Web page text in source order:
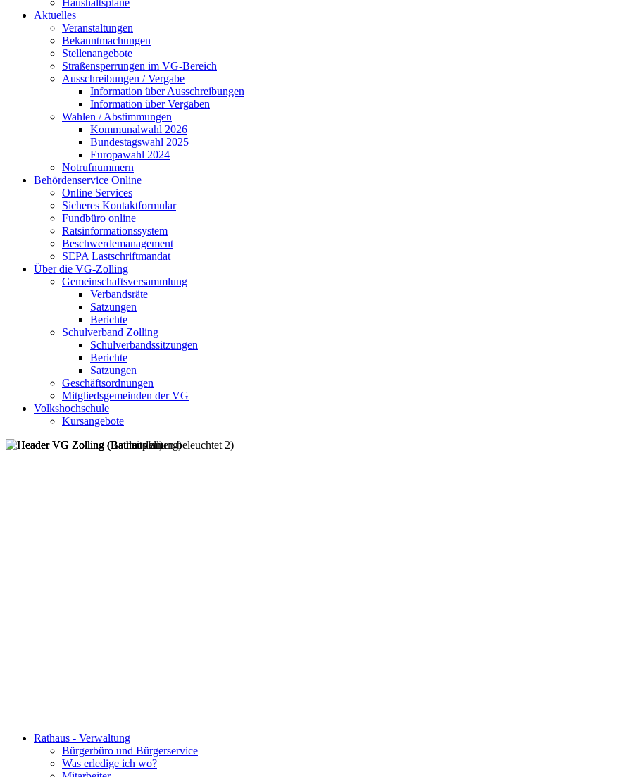
Haushaltspläne
Aktuelles
Veranstaltungen
Bekanntmachungen
Stellenangebote
Straßensperrungen im VG-Bereich
Ausschreibungen / Vergabe
Information über Ausschreibungen
Information über Vergaben
Wahlen / Abstimmungen
Kommunalwahl 2026
Bundestagswahl 2025
Europawahl 2024
Notrufnummern
Behördenservice Online
Online Services
Sicheres Kontaktformular
Fundbüro online
Ratsinformationssystem
Beschwerdemanagement
SEPA Lastschriftmandat
Über die VG-Zolling
Gemeinschaftsversammlung
Verbandsräte
Satzungen
Berichte
Schulverband Zolling
Schulverbandssitzungen
Berichte
Satzungen
Geschäftsordnungen
Mitgliedsgemeinden der VG
Volkshochschule
Kursangebote
Rathaus - Verwaltung
Bürgerbüro und Bürgerservice
Was erledige ich wo?